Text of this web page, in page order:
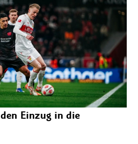
Einzug in die